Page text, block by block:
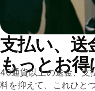
支払い、送
もっとお得
40通貨以上の送金、支
料を抑えて、これひと